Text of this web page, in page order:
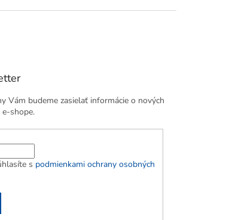
Vám budeme zasielať informácie o nových
shope.
s podmienkami ochrany osobných